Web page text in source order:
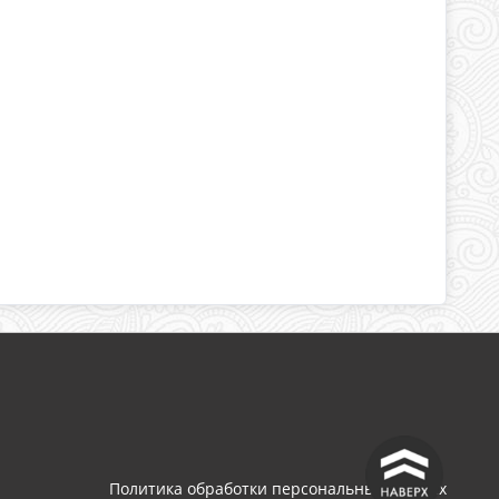
^
Политика обработки персональных данных